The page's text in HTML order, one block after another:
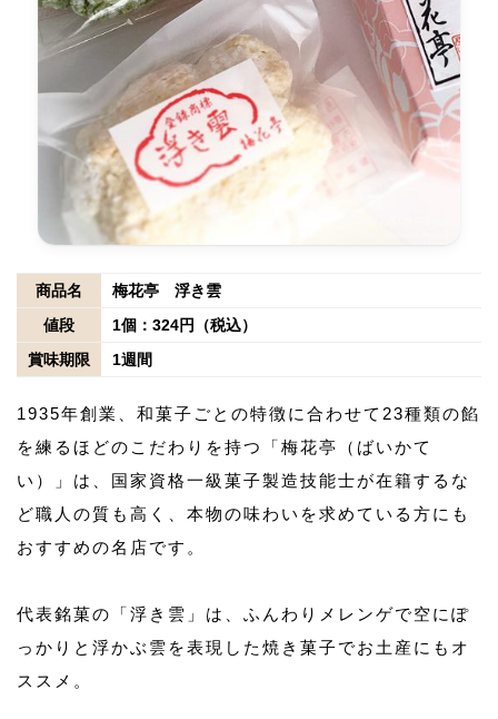
商品名
梅花亭 浮き雲
値段
1個：324円（税込）
賞味期限
1週間
1935年創業、和菓子ごとの特徴に合わせて23種類の餡
を練るほどのこだわりを持つ「梅花亭（ばいかて
い）」は、国家資格一級菓子製造技能士が在籍するな
ど職人の質も高く、本物の味わいを求めている方にも
おすすめの名店です。
代表銘菓の「浮き雲」は、ふんわりメレンゲで空にぽ
っかりと浮かぶ雲を表現した焼き菓子でお土産にもオ
ススメ。